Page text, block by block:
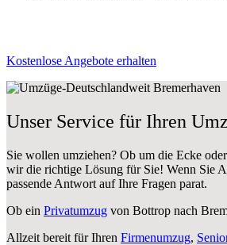
Kostenlose Angebote erhalten
Unser Service für Ihren
Sie wollen umziehen? Ob um die Ecke
wir die richtige Lösung für Sie! Wenn Sie
passende Antwort auf Ihre Fragen parat.
Ob ein Privatumzug von Bottrop nach
Allzeit bereit für Ihren Firmenumzug,